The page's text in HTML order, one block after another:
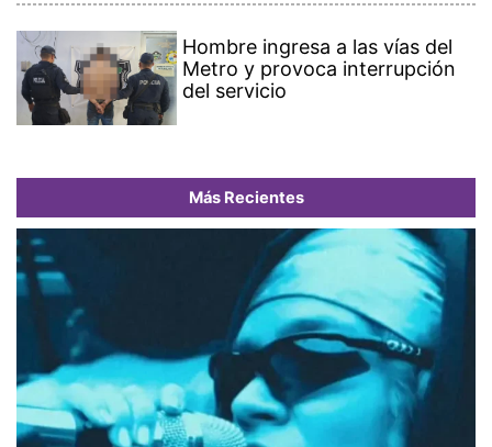
Hombre ingresa a las vías del
Metro y provoca interrupción
del servicio
Más Recientes